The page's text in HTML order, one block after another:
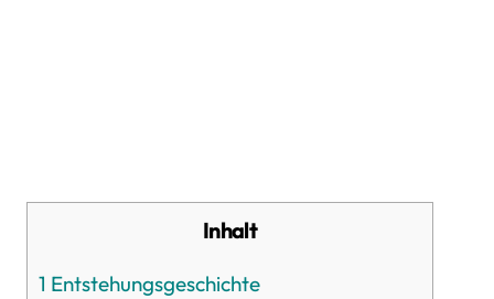
Inhalt
1 Entstehungsgeschichte